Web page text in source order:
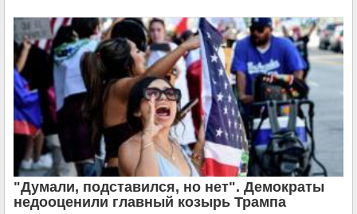
"Думали, подставился, но нет". Демократы
недооценили главный козырь Трампа